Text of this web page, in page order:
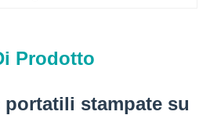
Prodotto
stampate su